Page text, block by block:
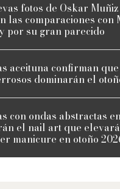
fotos de Oskar Muñiz
las comparaciones con
por su gran parecido
aceituna confirman
dominarán el
con ondas abstractas
el nail art que elevará
manicure en otoño